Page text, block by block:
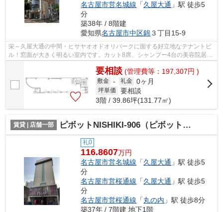
名古屋市営名城線 「久屋大通 」駅 徒歩5
分
築38年 / 8階建
愛知県名古屋市中区錦３丁目15-9
栄～久屋大通の中間・ヒサヤオオドオリパークに面する好立地なテナントビ
ル！窓面が大きく明るい室内です。カット8席、シャンプー4台の美容院居抜
要相談 (管理費等：197,307円 )
敷金 - 礼金 0ヶ月
坪単価
要相談
3階 / 39.86坪(131.77㎡)
賃貸 | 店舗一部 ピボットNISHIKI-906（ピボット錦906）【 名古屋の貸事務所・貸オフィス 】
礼0
116.8607万円
名古屋市営名城線 「久屋大通 」駅 徒歩5
分
名古屋市営桜通線 「久屋大通 」駅 徒歩5
分
名古屋市営桜通線 「丸の内 」駅 徒歩8分
築37年 / 7階建 地下1階